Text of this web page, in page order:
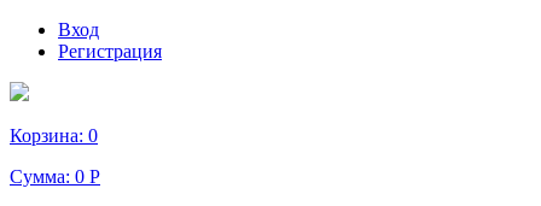
Вход
Регистрация
Корзина: 0
Сумма: 0 Р